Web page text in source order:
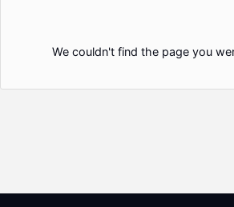
We couldn't find the page you